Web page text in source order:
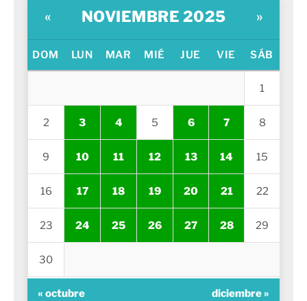
« NOVIEMBRE 2025 »
DOM LUN MAR MIÉ JUE VIE SÁB
1
2 3 4 5 6 7 8
9 10 11 12 13 14 15
16 17 18 19 20 21 22
23 24 25 26 27 28 29
30
« octubre diciembre »